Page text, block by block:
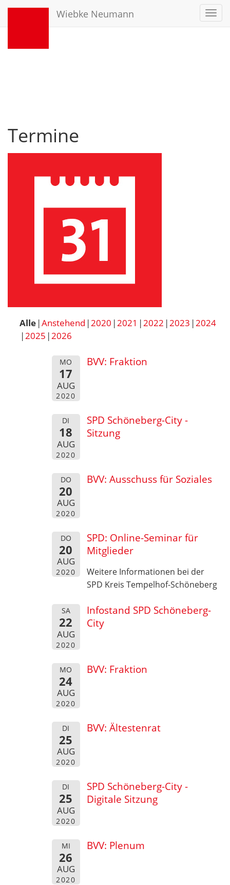
Wiebke Neumann
Termine
Alle Anstehend 2020 2021 2022 2023 2024
2025 2026
MO
17
AUG
2020
BVV: Fraktion
DI
18
AUG
2020
SPD Schöneberg-City -
Sitzung
DO
20
AUG
2020
BVV: Ausschuss für Soziales
DO
20
AUG
2020
SPD: Online-Seminar für
Mitglieder
Weitere Informationen bei der
SPD Kreis Tempelhof-Schöneberg
SA
22
AUG
2020
Infostand SPD Schöneberg-
City
MO
24
AUG
2020
BVV: Fraktion
DI
25
AUG
2020
BVV: Ältestenrat
DI
25
AUG
2020
SPD Schöneberg-City -
Digitale Sitzung
MI
26
AUG
2020
BVV: Plenum